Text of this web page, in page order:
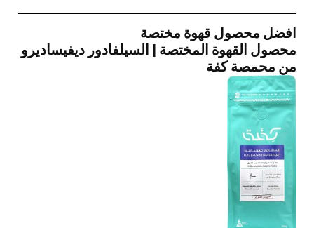
افضل محصول قهوة مختصة
محصول القهوة المختصة | السيلفادور ديفيساديرو
من محمصة كفة